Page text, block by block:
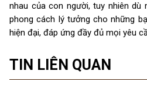
nhau của con người, tuy nhiên dù
phong cách lý tưởng cho những
hiện đại, đáp ứng đầy đủ mọi yêu
TIN LIÊN QUAN